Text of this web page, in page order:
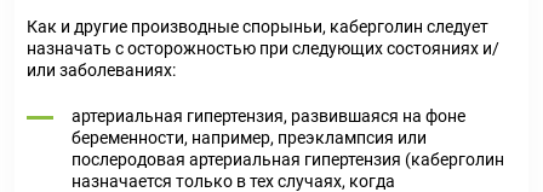
Как и другие производные спорыньи, каберголин следует
назначать с осторожностью при следующих состояниях и/
или заболеваниях:
артериальная гипертензия, развившаяся на фоне
беременности, например, преэклампсия или
послеродовая артериальная гипертензия (каберголин
назначается только в тех случаях, когда